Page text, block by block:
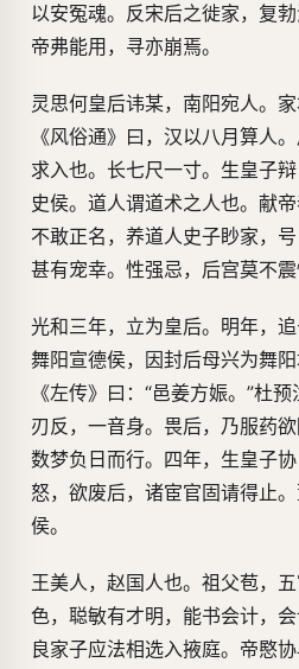
以安冤魂。反宋后之徙家，复
帝弗能用，寻亦崩焉。
灵思何皇后讳某，南阳宛人。家
《风俗通》曰，汉以八月算人
求入也。长七尺一寸。生皇子
史侯。道人谓道术之人也。献帝
不敢正名，养道人史子眇家，号
甚有宠幸。性强忌，后宫莫不震
光和三年，立为皇后。明年，追
舞阳宣德侯，因封后母兴为舞阳
《左传》曰：“邑姜方娠。”杜
刃反，一音身。畏后，乃服药
数梦负日而行。四年，生皇子
怒，欲废后，诸宦官固请得止
侯。
王美人，赵国人也。祖父苞，
色，聪敏有才明，能书会计，
良家子应法相选入掖庭。帝愍